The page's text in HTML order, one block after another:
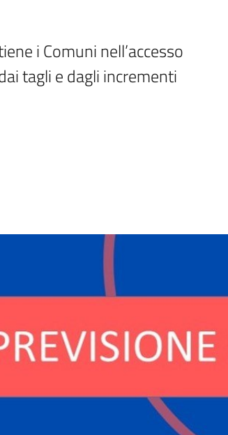
i Comuni nell’accesso
tagli e dagli incrementi